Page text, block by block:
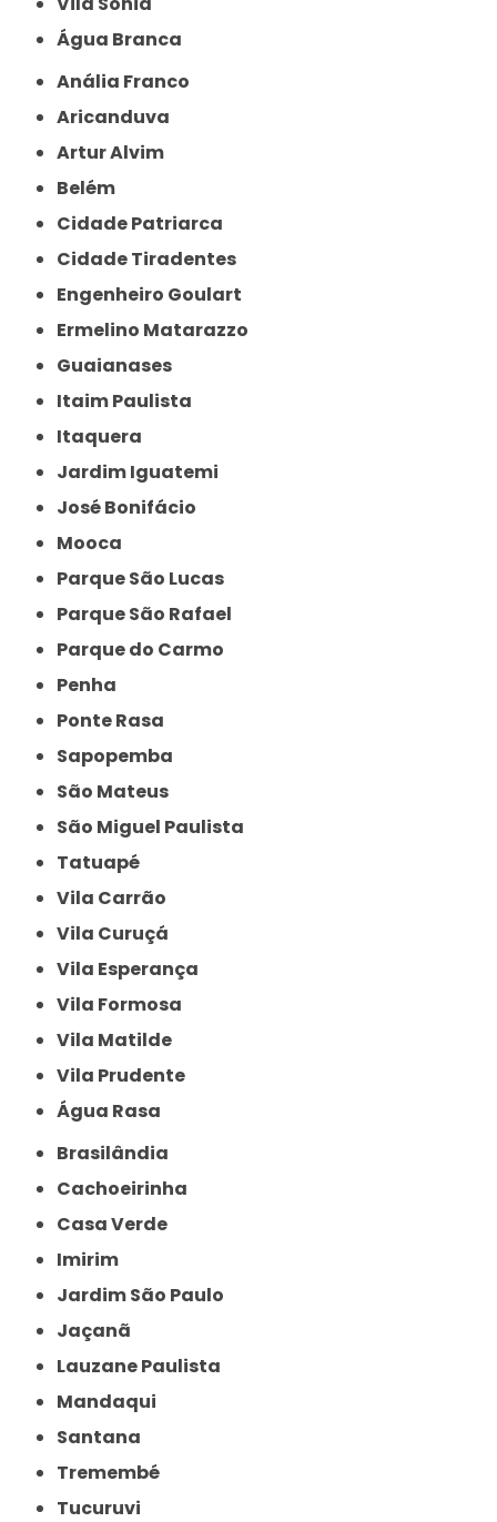
Água Branca
Anália Franco
Aricanduva
Artur Alvim
Belém
Cidade Patriarca
Cidade Tiradentes
Engenheiro Goulart
Ermelino Matarazzo
Guaianases
Itaim Paulista
Itaquera
Jardim Iguatemi
José Bonifácio
Mooca
Parque São Lucas
Parque São Rafael
Parque do Carmo
Penha
Ponte Rasa
Sapopemba
São Mateus
São Miguel Paulista
Tatuapé
Vila Carrão
Vila Curuçá
Vila Esperança
Vila Formosa
Vila Matilde
Vila Prudente
Água Rasa
Brasilândia
Cachoeirinha
Casa Verde
Imirim
Jardim São Paulo
Jaçanã
Lauzane Paulista
Mandaqui
Santana
Tremembé
Tucuruvi